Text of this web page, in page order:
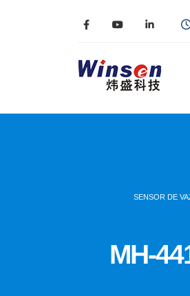
SENSOR DE
MH-